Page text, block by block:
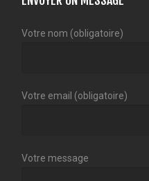
Votre nom (obligatoire)
Votre email (obligatoire)
Votre message